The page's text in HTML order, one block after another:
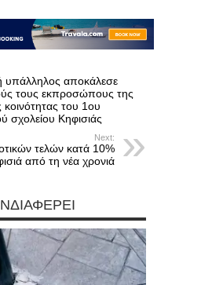
υπάλληλος αποκάλεσε
τους εκπροσώπους της
κοινότητας του 1ου
σχολείου Κηφισιάς
Next:
τελών κατά 10%
από τη νέα χρονιά